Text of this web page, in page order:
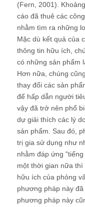
(Fern, 2001).
cáo đã thuê các
nhằm tìm ra những
Mặc dù kết quả của
thông tin hữu ích,
có những sản phẩm
Hơn nữa, chúng
thay đổi các sản
để hấp dẫn người
vậy đã trở nên phổ
dự giải thích các lý
sản phẩm. Sau đó,
trị gia sử dụng như
nhằm đáp ứng
một thời gian nữa
hữu ích của phỏng
phương pháp này
phương pháp này